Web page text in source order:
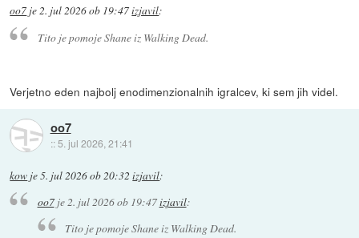
oo7 je2. jul 2026 ob 19:47izjavil:
Tito je pomoje Shane iz Walking Dead.
Verjetno eden najbolj enodimenzionalnih igralcev, ki sem jih videl.
oo7
:: 5. jul 2026, 21:41
kow je5. jul 2026 ob 20:32 izjavil:
oo7je2. jul 2026 ob 19:47izjavil:
Tito je pomoje Shane iz Walking Dead.